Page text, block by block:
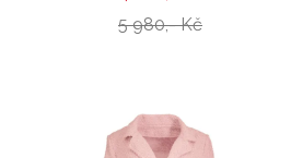
5 980,- Kč